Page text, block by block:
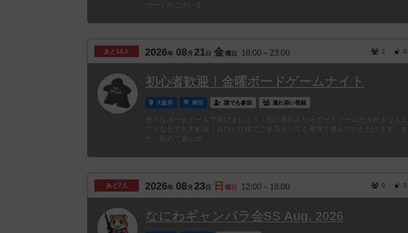
カードがございま...
あと 10人 2026年 08 月 21 日 金 曜日 18:00～23:00 2 0
初心者歓迎！金曜ボードゲームナイト
大阪府 梅田 誰でも参加 連れ添い登録
色々なボードゲームで遊びましょう！初心者の人からボードゲームが大好きな人ま
でどなたでも大歓迎！おひとり様でご来店頂いても相席で遊んでいただけます。ま
た、初めて遊ぶボ...
あと7人 2026年 08月 23 日 日 曜日 12:00～18:00 9 0
なにわギャンパラ会SS Aug. 2026